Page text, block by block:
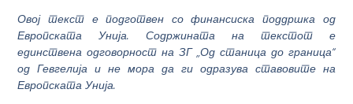
Овој текст е подготвен со финансиска поддршка од
Европската Унија. Содржината на текстот е
единствена одговорност на ЗГ „Од станица до граница“
од Гевгелија и не мора да ги одразува ставовите на
Европската Унија.